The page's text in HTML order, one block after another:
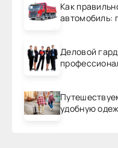
Как
автомобиль:
Деловой
удобную